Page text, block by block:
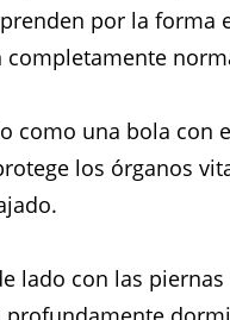
por la forma
como una bola con
los órganos
lado con las